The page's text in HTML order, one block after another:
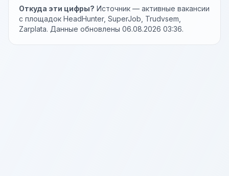
Откуда эти цифры? Источник — активные вакансии
с площадок HeadHunter, SuperJob, Trudvsem,
Zarplata. Данные обновлены 06.08.2026 03:36.